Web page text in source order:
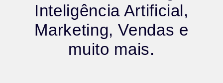
Inteligência Artificial,
Marketing, Vendas e
muito mais.